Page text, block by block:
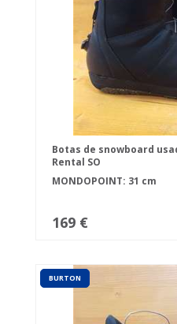
Botas de snowboard
Rental SO
MONDOPOINT: 31 cm
169 €
BURTON